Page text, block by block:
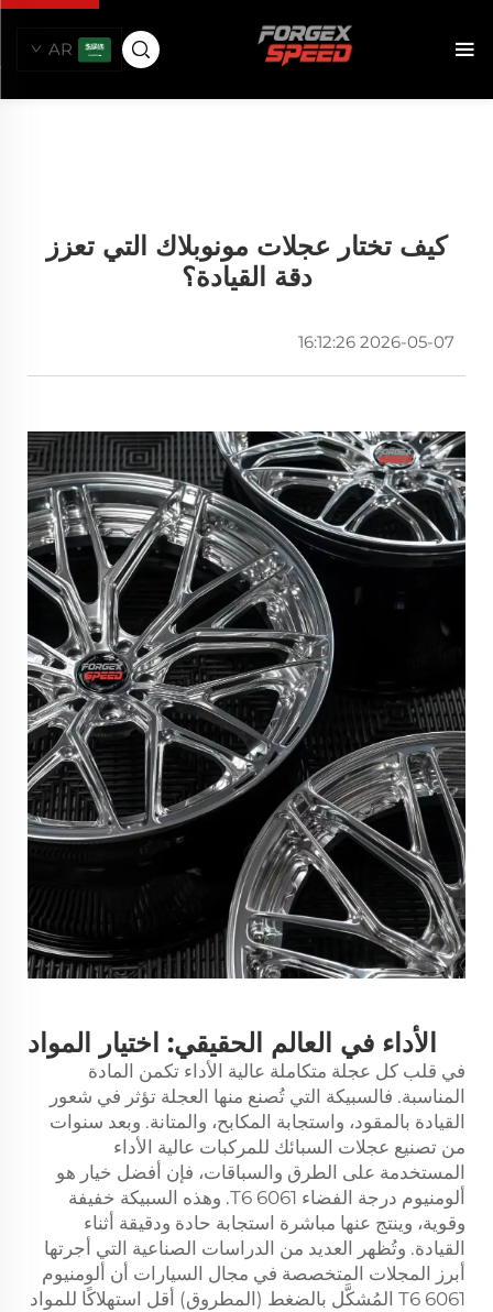
AR
كيف تختار عجلات مونوبلاك التي تعزز
دقة القيادة؟
2026-05-07 16:12:26
الأداء في العالم الحقيقي: اختيار المواد
في قلب كل عجلة متكاملة عالية الأداء تكمن المادة
المناسبة. فالسبيكة التي تُصنع منها العجلة تؤثر في شعور
القيادة بالمقود، واستجابة المكابح، والمتانة. وبعد سنوات
من تصنيع عجلات السبائك للمركبات عالية الأداء
المستخدمة على الطرق والسباقات، فإن أفضل خيار هو
ألومنيوم درجة الفضاء 6061 T6. وهذه السبيكة خفيفة
وقوية، وينتج عنها مباشرة استجابة حادة ودقيقة أثناء
القيادة. وتُظهر العديد من الدراسات الصناعية التي أجرتها
أبرز المجلات المتخصصة في مجال السيارات أن ألومنيوم
6061 T6 المُشكَّل بالضغط (المطروق) أقل استهلاكًا للمواد